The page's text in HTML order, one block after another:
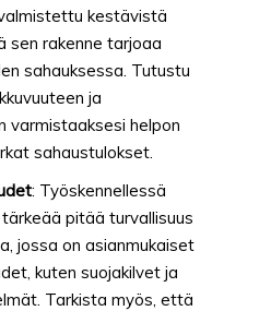
kestävistä
rakenne tarjoaa
sahauksessa. Tutustu
ja
varmistaaksesi helpon
sahaustulokset.
: Työskennellessä
pitää turvallisuus
jossa on asianmukaiset
kuten suojakilvet ja
Tarkista myös, että